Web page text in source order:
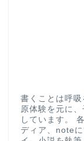
書くことは呼
原体験を元に
しています。
ディア、note